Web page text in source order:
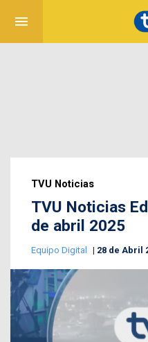
menu
TVU Noticias
TVU Noticias
de abril 2025
Equipo Digital 28 de Abril